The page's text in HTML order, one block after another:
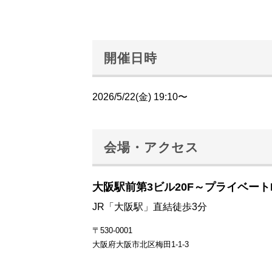
開催日時
2026/5/22(金) 19:10〜
会場・アクセス
大阪駅前第3ビル20F～プライベー
JR「大阪駅」直結徒歩3分
〒530-0001
大阪府大阪市北区梅田1-1-3